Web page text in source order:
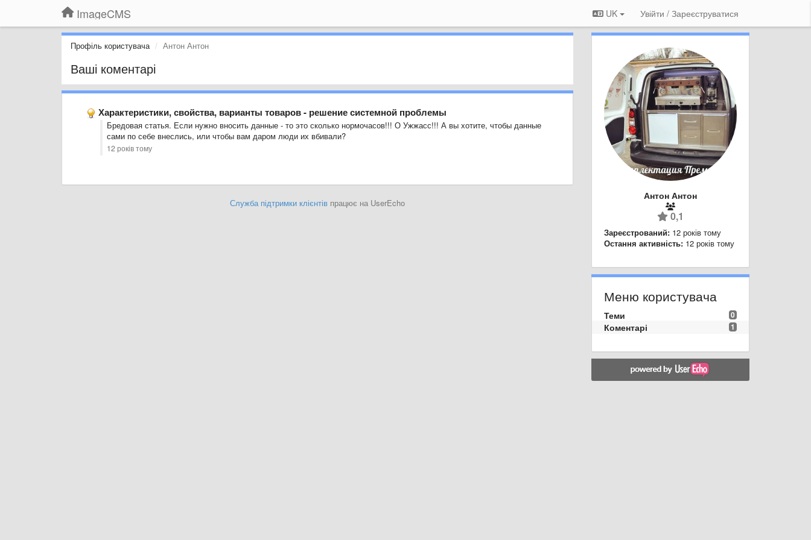
ImageCMS UK Увійти / Зареєструватися
Профіль користувача Антон Антон
Ваші коментарі
Характеристики, свойства, варианты товаров - решение системной проблемы
Бредовая статья. Если нужно вносить данные - то это сколько нормочасов!!! О Ужжасс!!! А вы хотите, чтобы данные
сами по себе внеслись, или чтобы вам даром люди их вбивали?
12 років тому
Служба підтримки клієнтівпрацює на UserEcho
Антон Антон
0,1
Зареєстрований: 12 років тому
Остання активність: 12 років тому
Меню користувача
0
Теми
1
Коментарі